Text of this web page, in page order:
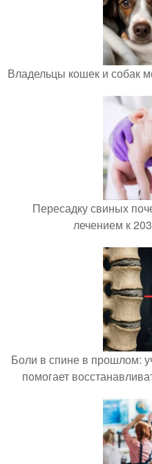
Владельцы кошек и собак
Пересадку свиных
лечением к
Боли в спине в прошлом:
помогает